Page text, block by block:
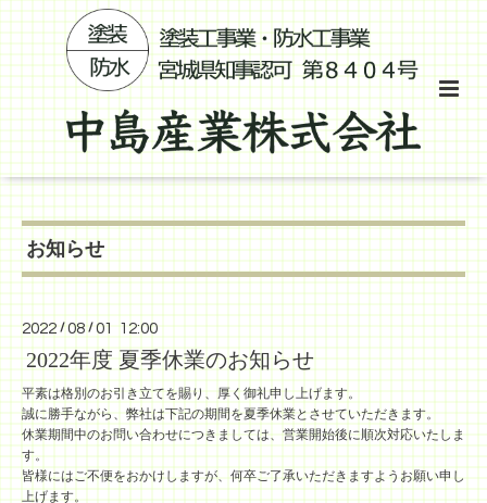
お知らせ
2022 /08 /01 12:00
2022年度 夏季休業のお知らせ
平素は格別のお引き立てを賜り、厚く御礼申し上げます。
誠に勝手ながら、弊社は下記の期間を夏季休業とさせていただきます。
休業期間中のお問い合わせにつきましては、営業開始後に順次対応いたしま
す。
皆様にはご不便をおかけしますが、何卒ご了承いただきますようお願い申し
上げます。